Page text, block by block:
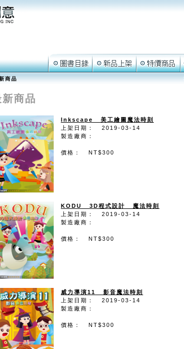
商品
新商品
Inkscape 美工繪圖魔法時刻
上架日期： 2019-03-14
製造廠商：
價格： NT$300
KODU 3D程式設計 魔法時刻
上架日期： 2019-03-14
製造廠商：
價格： NT$300
威力導演11 影音魔法時刻
上架日期： 2019-03-14
製造廠商：
價格： NT$300